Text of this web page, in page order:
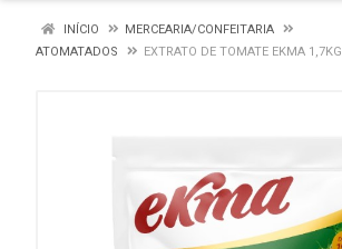
INÍCIO
MERCEARIA/CONFEITARIA
ATOMATADOS
EXTRATO DE TOMATE EKMA 1,7KG